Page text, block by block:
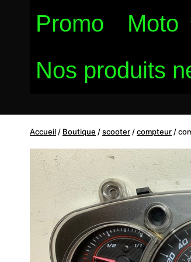
Promo Moto
Nos produits
Accueil / Boutique /scooter /compteur /